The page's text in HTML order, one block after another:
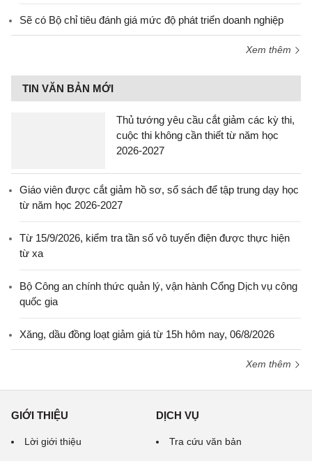
Sẽ có Bộ chỉ tiêu đánh giá mức độ phát triển doanh nghiệp
Xem thêm
TIN VĂN BẢN MỚI
Thủ tướng yêu cầu cắt giảm các kỳ thi,
cuộc thi không cần thiết từ năm học
2026-2027
Giáo viên được cắt giảm hồ sơ, sổ sách để tập trung dạy học
từ năm học 2026-2027
Từ 15/9/2026, kiểm tra tần số vô tuyến điện được thực hiện
từ xa
Bộ Công an chính thức quản lý, vận hành Cổng Dịch vụ công
quốc gia
Xăng, dầu đồng loạt giảm giá từ 15h hôm nay, 06/8/2026
Xem thêm
GIỚI THIỆU
Lời giới thiệu
DỊCH VỤ
Tra cứu văn bản